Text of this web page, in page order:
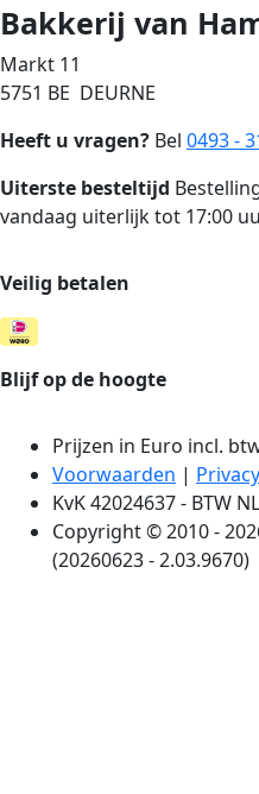
Bakkerij van
Markt 11
5751 BE DEURNE
Heeft u vragen? Bel 0493 -
Uiterste besteltijd
vandaag uiterlijk tot 17:00
Veilig betalen
Blijf op de hoogte
Prijzen in Euro incl.
Voorwaarden | Privacy
KvK 42024637 - BTW
Copyright © 2010 -
(20260623 - 2.03.9670)